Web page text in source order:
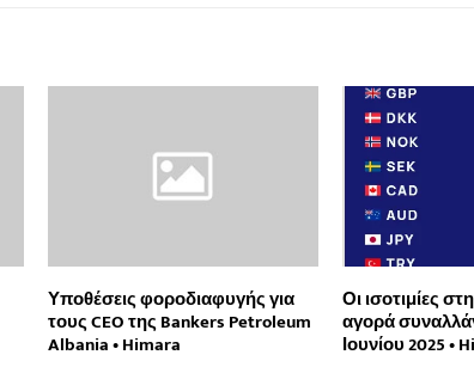
Υποθέσεις φοροδιαφυγής για
τους CEO της Bankers Petroleum
Albania • Himara
Οι ισοτιμίες
αγορά
Ιουνίου 2025 •